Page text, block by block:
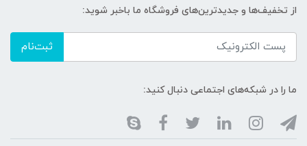
از تخفیف‌ها و جدیدترین‌های فروشگاه ما باخبر شوید:
ثبت‌نام
ما را در شبکه‌های اجتماعی دنبال کنید: